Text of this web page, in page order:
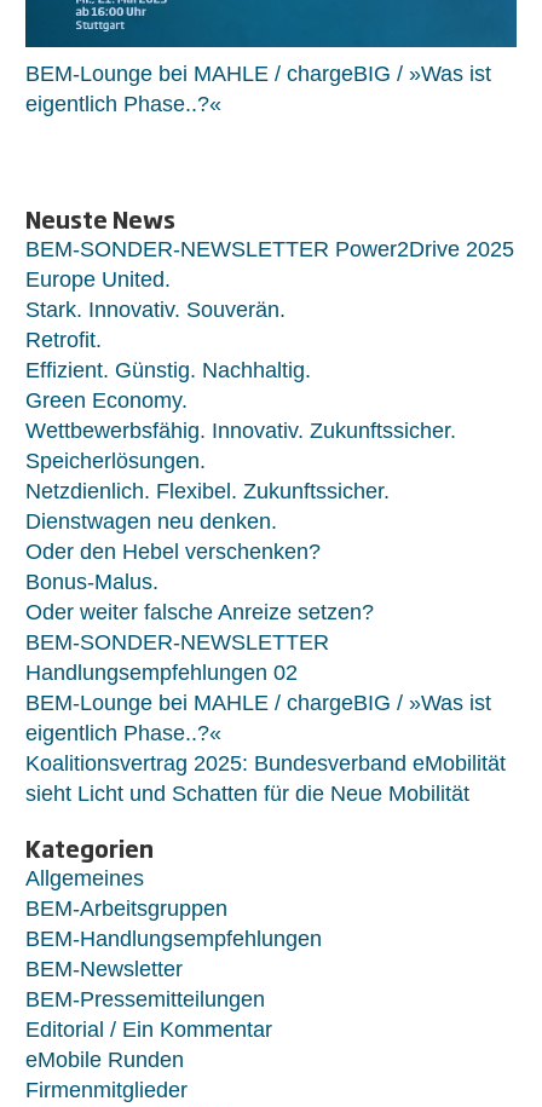
BEM-Lounge bei MAHLE / chargeBIG / »Was ist
eigentlich Phase..?«
Neuste News
BEM-SONDER-NEWSLETTER Power2Drive 2025
Europe United.
Stark. Innovativ. Souverän.
Retrofit.
Effizient. Günstig. Nachhaltig.
Green Economy.
Wettbewerbsfähig. Innovativ. Zukunftssicher.
Speicherlösungen.
Netzdienlich. Flexibel. Zukunftssicher.
Dienstwagen neu denken.
Oder den Hebel verschenken?
Bonus-Malus.
Oder weiter falsche Anreize setzen?
BEM-SONDER-NEWSLETTER
Handlungsempfehlungen 02
BEM-Lounge bei MAHLE / chargeBIG / »Was ist
eigentlich Phase..?«
Koalitionsvertrag 2025: Bundesverband eMobilität
sieht Licht und Schatten für die Neue Mobilität
Kategorien
Allgemeines
BEM-Arbeitsgruppen
BEM-Handlungsempfehlungen
BEM-Newsletter
BEM-Pressemitteilungen
Editorial / Ein Kommentar
eMobile Runden
Firmenmitglieder